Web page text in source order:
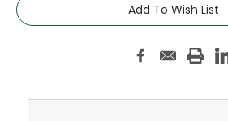
Add To Wish List